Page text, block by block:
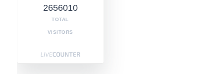
2656010
TOTAL
VISITORS